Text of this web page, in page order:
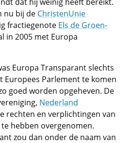
nu bij de ChristenUnie
fractiegenote Els de Groen-
in 2005 met Europa
Europa Transparant slechts
Europees Parlement te komen
goed worden opgeheven. De
Nederland
rechten en verplichtingen van
hebben overgenomen.
zou dan onder de naam van